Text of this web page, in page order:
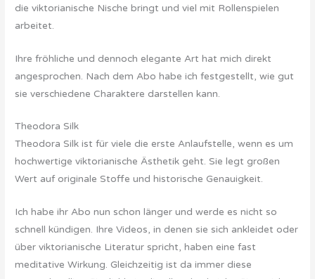
die viktorianische Nische bringt und viel mit Rollenspielen
arbeitet.
Ihre fröhliche und dennoch elegante Art hat mich direkt
angesprochen. Nach dem Abo habe ich festgestellt, wie gut
sie verschiedene Charaktere darstellen kann.
Theodora Silk
Theodora Silk ist für viele die erste Anlaufstelle, wenn es um
hochwertige viktorianische Ästhetik geht. Sie legt großen
Wert auf originale Stoffe und historische Genauigkeit.
Ich habe ihr Abo nun schon länger und werde es nicht so
schnell kündigen. Ihre Videos, in denen sie sich ankleidet oder
über viktorianische Literatur spricht, haben eine fast
meditative Wirkung. Gleichzeitig ist da immer diese